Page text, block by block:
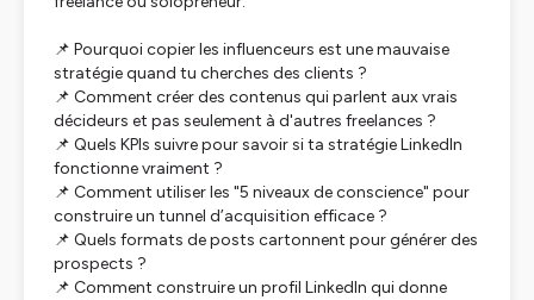
📌 Pourquoi copier les influenceurs est une mauvaise
stratégie quand tu cherches des clients ?
📌 Comment créer des contenus qui parlent aux vrais
décideurs et pas seulement à d'autres freelances ?
📌 Quels KPIs suivre pour savoir si ta stratégie LinkedIn
fonctionne vraiment ?
📌 Comment utiliser les "5 niveaux de conscience" pour
construire un tunnel d’acquisition efficace ?
📌 Quels formats de posts cartonnent pour générer des
prospects ?
📌 Comment construire un profil LinkedIn qui donne